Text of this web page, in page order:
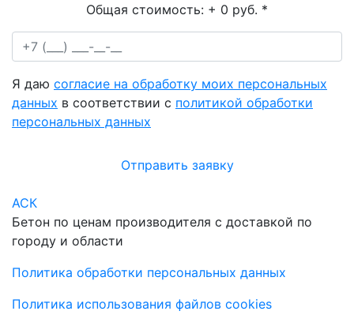
Общая стоимость: + 0 руб. *
Я даю согласие на обработку моих персональных
данных в соответствии с политикой обработки
персональных данных
Отправить заявку
АСК
Бетон по ценам производителя с доставкой по
городу и области
Политика обработки персональных данных
Политика использования файлов cookies